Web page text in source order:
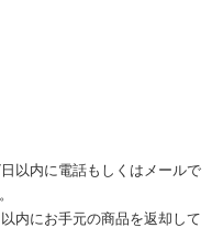
以内に電話もしくはメールで
内にお手元の商品を返却して